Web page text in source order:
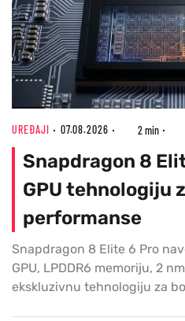
UREĐAJI 07.08.2026 2 min
Snapdragon 8
GPU tehnologiju
performanse
Snapdragon 8 Elite 6 Pro
GPU, LPDDR6 memoriju, 2
ekskluzivnu tehnologiju za